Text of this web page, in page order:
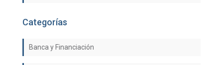
Categorías
Banca y Financiación